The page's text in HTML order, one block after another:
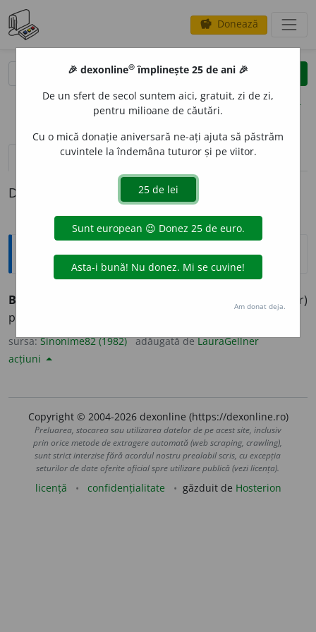
savings Donează
clear
opțiuni
definiții (1) pronunțievolume_up (50)
Definiția cu ID-ul 972279:
Sinonime
BOX
pugilism, sportul cu mănuși, (rar)
pugil
sursa:Sinonime82 (1982) adăugată deLauraGellner
acțiuni
Copyright © 2004-2026 dexonline (https://dexonline.ro)
Preluarea, stocarea sau utilizarea datelor de pe acest site, inclusiv
prin orice metode de extragere automată (web scraping, crawling),
sunt strict interzise fără acordul nostru prealabil scris, cu excepția
seturilor de date oferite oficial spre utilizare publică (vezi licența).
licență confidențialitate găzduit de Hosterion
🎉 dexonline® împlinește 25 de ani 🎉
De un sfert de secol suntem aici, gratuit, zi de zi,
pentru milioane de căutări.
Cu o mică donație aniversară ne-ați ajuta să păstrăm
cuvintele la îndemâna tuturor și pe viitor.
Am donat deja.